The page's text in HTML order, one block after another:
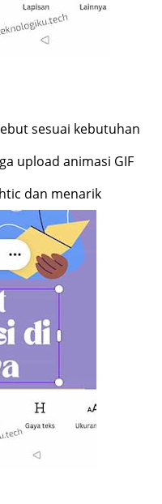
sesuai kebutuhan
upload animasi GIF
dan menarik